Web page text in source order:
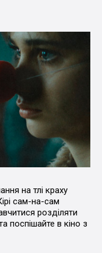
на тлі краху
сам-на-сам
розділяти
поспішайте в кіно з